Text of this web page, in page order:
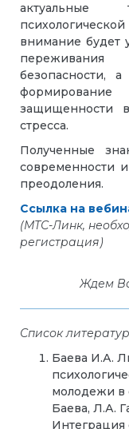
внимание будет
безопасности,
защищенности
стресса.
Полученные
современности
преодоления.
Ссылка на
(МТС-Линк,
регистрация)
Ждем
Список
Баева И.А.
молодежи в
Баева, Л.А.
Интеграция